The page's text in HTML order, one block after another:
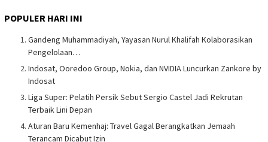
POPULER HARI INI
Gandeng Muhammadiyah, Yayasan Nurul Khalifah Kolaborasikan
Pengelolaan…
Indosat, Ooredoo Group, Nokia, dan NVIDIA Luncurkan Zankore by
Indosat
Liga Super: Pelatih Persik Sebut Sergio Castel Jadi Rekrutan
Terbaik Lini Depan
Aturan Baru Kemenhaj: Travel Gagal Berangkatkan Jemaah
Terancam Dicabut Izin